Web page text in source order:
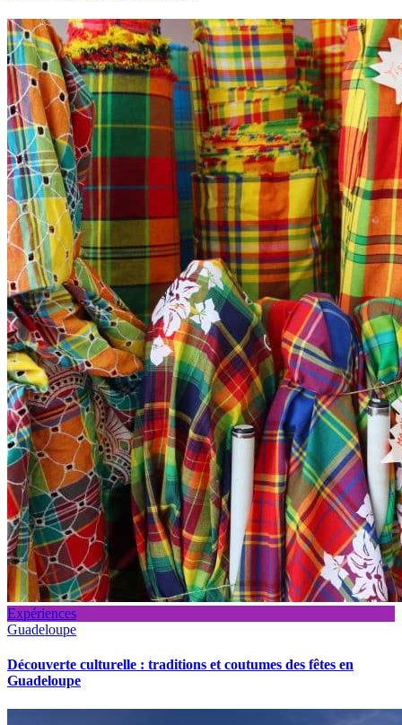
Expériences
Guadeloupe
Découverte culturelle : traditions et coutumes des fêtes en
Guadeloupe